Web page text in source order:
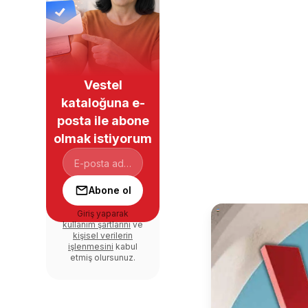
Vestel
kataloğuna e-
posta ile abone
olmak istiyorum
Abone ol
Giriş yaparak
kullanım şartlarınıve
kişisel verilerin
işlenmesini kabul
etmiş olursunuz.